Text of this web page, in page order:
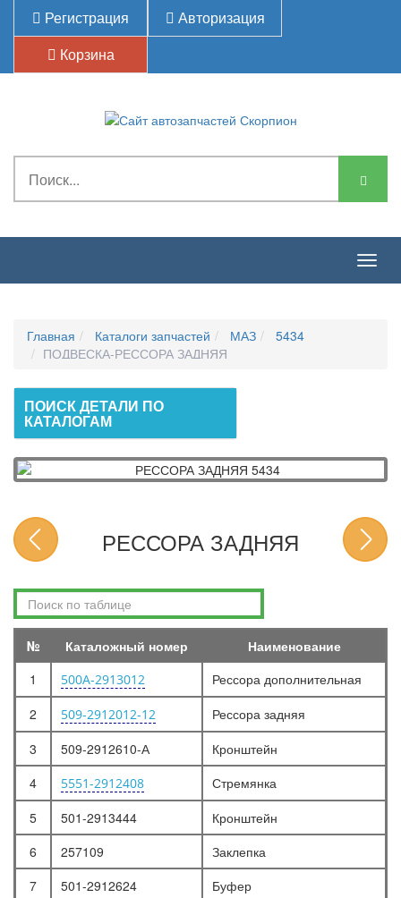
Регистрация
Авторизация
Корзина
Главная Каталоги запчастей МАЗ
5434
ПОДВЕСКА-РЕССОРА ЗАДНЯЯ
ПОИСК ДЕТАЛИ ПО
КАТАЛОГАМ
РЕССОРА ЗАДНЯЯ
№ Каталожный номер
Наименование
1
500А-2913012
Рессора дополнительная
2
509-2912012-12
Рессора задняя
3
509-2912610-А
Кронштейн
4
5551-2912408
Стремянка
5
501-2913444
Кронштейн
6
257109
Заклепка
7
501-2912624
Буфер